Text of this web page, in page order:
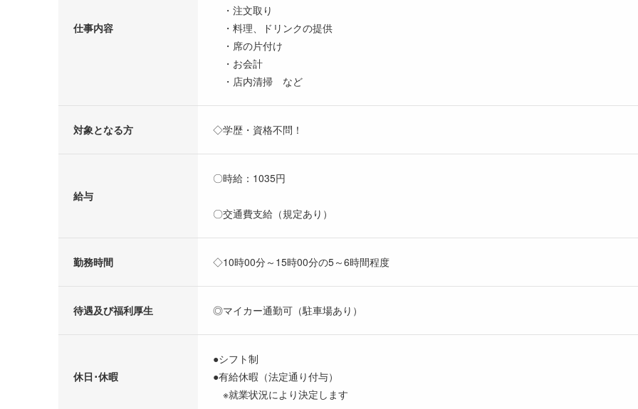
仕事内容
・注文取り
・料理、ドリンクの提供
・席の片付け
・お会計
・店内清掃 など
対象となる方 ◇学歴・資格不問！
給与
〇時給：1035円
〇交通費支給（規定あり）
勤務時間 ◇10時00分～15時00分の5～6時間程度
待遇及び福利厚生 ◎マイカー通勤可（駐車場あり）
休日･休暇
●シフト制
●有給休暇（法定通り付与）
※就業状況により決定します